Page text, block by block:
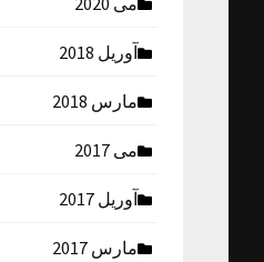
آوریل 2018
مارس 2018
می 2017
آوریل 2017
مارس 2017